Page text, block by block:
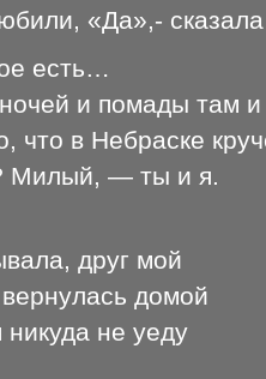
«Да»,-
есть…
и помады там и
что в Небраске
Милый, — ты и я.
друг мой
домой
не уеду